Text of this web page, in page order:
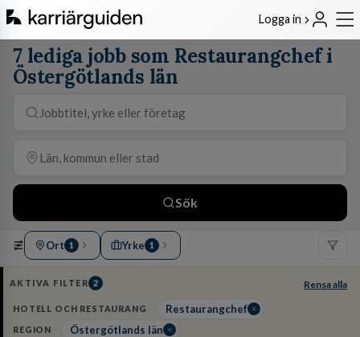
Logga in
7 lediga jobb som Restaurangchef i
Östergötlands län
Sök
Ort 1 Yrke 1
AKTIVA FILTER 2 Rensa alla
HOTELL OCH RESTAURANG Restaurangchef
REGION Östergötlands län